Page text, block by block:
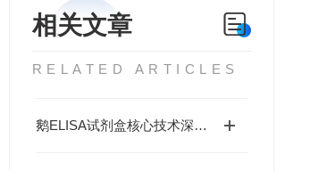
相关文章
RELATED ARTICLES
鹅ELISA试剂盒核心技术深度解析：如何实现鹅源抗体与抗原的高特异性检测及精准定量分析？